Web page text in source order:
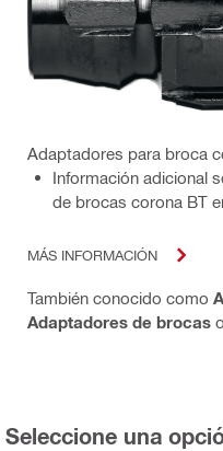
Adaptadores para broca
Información adicional
de brocas corona BT
MÁS INFORMACIÓN
También conocido como
Adaptadores de brocas
Seleccione una